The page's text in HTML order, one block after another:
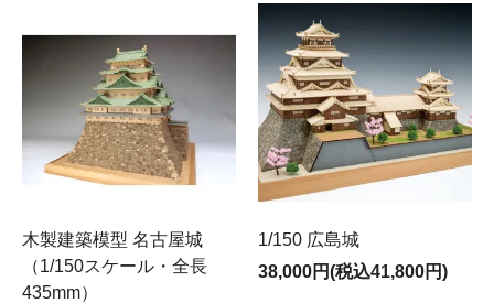
木製建築模型 名古屋城
（1/150スケール・全長
435mm）
1/150 広島城
38,000円(税込41,800円)